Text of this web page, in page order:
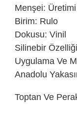
Menşei:
Birim: Rulo
Dokusu: Vinil
Silinebir
Uygulama Ve
Anadolu
Toptan Ve